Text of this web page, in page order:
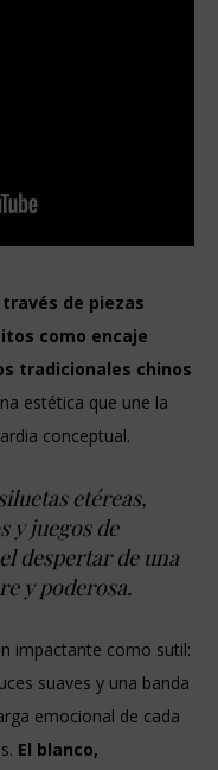
de piezas
como encaje
tradicionales chinos
estética que une la
conceptual.
etéreas,
y juegos de
despertar de una
y poderosa.
impactante como sutil:
suaves y una banda
emocional de cada
El blanco,